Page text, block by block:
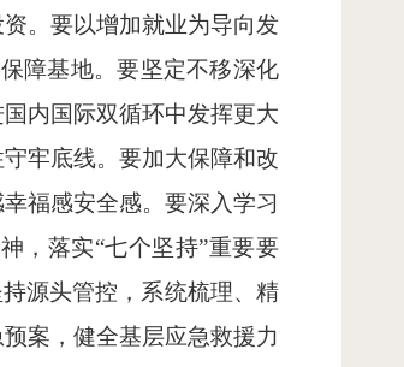
。要以增加就业为导向发
障基地。要坚定不移深化
内国际双循环中发挥更大
牢底线。要加大保障和改
福感安全感。要深入学习
，落实“七个坚持”重要要
源头管控，系统梳理、精
案，健全基层应急救援力